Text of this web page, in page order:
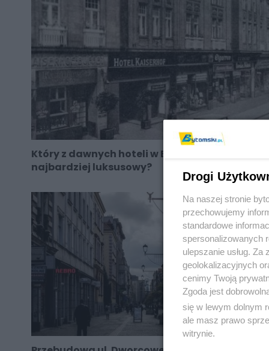
Który z dawnych hoteli w Bytomiu był
najbardziej luksusowy?
Drogi
Na naszej stronie
przechowujemy
standardowe
spersonalizowanych
ulepszanie usług.
geolokalizacyjnych
cenimy Twoją
Zgoda jest
się w lewym dolnym
ale masz prawo
witrynie.